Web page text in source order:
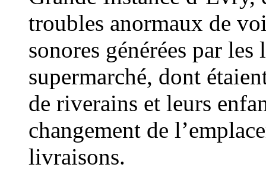
troubles anormaux de
sonores générées par
supermarché, dont
de riverains et leurs
changement de
livraisons.